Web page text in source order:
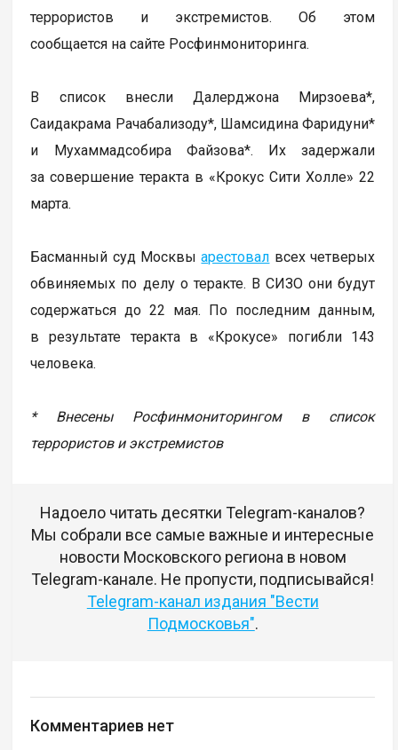
террористов и экстремистов. Об этом
сообщается на сайте Росфинмониторинга.
В список внесли Далерджона Мирзоева*,
Саидакрама Рачабализоду*, Шамсидина Фаридуни*
и Мухаммадсобира Файзова*. Их задержали
за совершение теракта в «Крокус Сити Холле» 22
марта.
Басманный суд Москвыарестовал всех четверых
обвиняемых по делу о теракте. В СИЗО они будут
содержаться до 22 мая. По последним данным,
в результате теракта в «Крокусе» погибли 143
человека.
* Внесены Росфинмониторингом в список
террористов и экстремистов
Надоело читать десятки Telegram-каналов?
Мы собрали все самые важные и интересные
новости Московского региона в новом
Telegram-канале. Не пропусти, подписывайся!
Telegram-канал издания "Вести
Подмосковья".
Комментариев нет